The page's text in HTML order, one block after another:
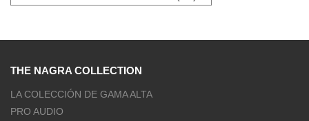
THE NAGRA COLLECTION
LA COLECCIÓN DE GAMA ALTA
PRO AUDIO